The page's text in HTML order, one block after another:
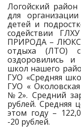
Логойский
для
детей и
содействии
ПРИРОДА – ЛЮКС»
отдыха (ЛТО)
оздоровились
школ нашего
ГУО «Средняя
ГУО «
№2». Средний
рублей. Средняя
этом году –
-20 рублей.